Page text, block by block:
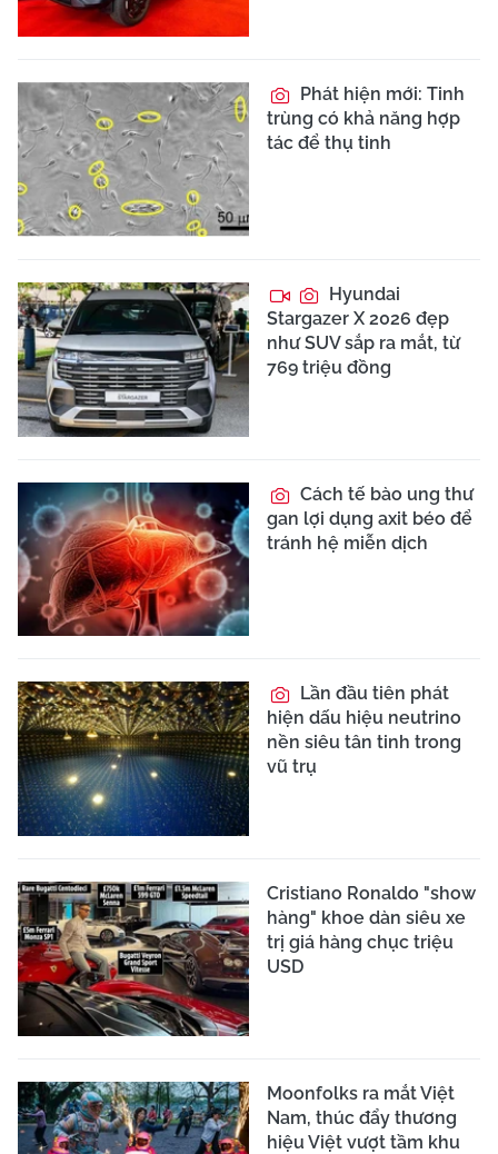
Phát hiện mới: Tinh
trùng có khả năng hợp
tác để thụ tinh
Hyundai
Stargazer X 2026 đẹp
như SUV sắp ra mắt, từ
769 triệu đồng
Cách tế bào ung thư
gan lợi dụng axit béo để
tránh hệ miễn dịch
Lần đầu tiên phát
hiện dấu hiệu neutrino
nền siêu tân tinh trong
vũ trụ
Cristiano Ronaldo "show
hàng" khoe dàn siêu xe
trị giá hàng chục triệu
USD
Moonfolks ra mắt Việt
Nam, thúc đẩy thương
hiệu Việt vượt tầm khu